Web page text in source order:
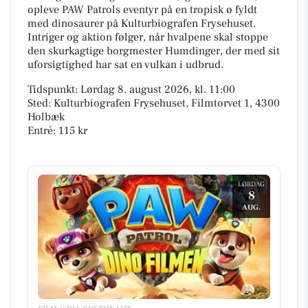
opleve PAW Patrols eventyr på en tropisk ø fyldt
med dinosaurer på Kulturbiografen Frysehuset.
Intriger og aktion følger, når hvalpene skal stoppe
den skurkagtige borgmester Humdinger, der med sit
uforsigtighed har sat en vulkan i udbrud.
Tidspunkt: Lørdag 8. august 2026, kl. 11:00
Sted: Kulturbiografen Frysehuset, Filmtorvet 1, 4300
Holbæk
Entré: 115 kr
LØRDAG
8
AUG.